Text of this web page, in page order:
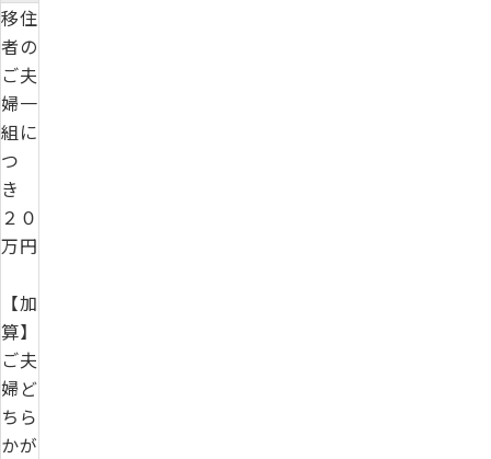
移住
者の
ご夫
婦一
組に
つ
き
２０
万円
【加
算】
ご夫
婦ど
ちら
かが